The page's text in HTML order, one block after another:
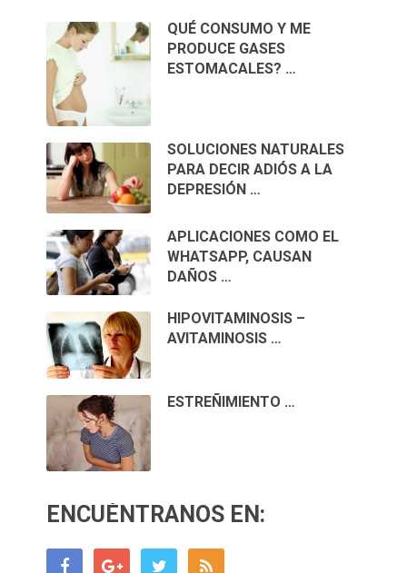
QUÉ CONSUMO Y ME
PRODUCE GASES
ESTOMACALES? …
SOLUCIONES NATURALES
PARA DECIR ADIÓS A LA
DEPRESIÓN …
APLICACIONES COMO EL
WHATSAPP, CAUSAN
DAÑOS …
HIPOVITAMINOSIS –
AVITAMINOSIS …
ESTREÑIMIENTO …
ENCUÉNTRANOS EN: